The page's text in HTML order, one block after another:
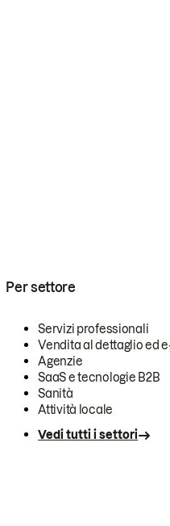
Per settore
Servizi professionali
Vendita al dettaglio ed
Agenzie
SaaS e tecnologie B2B
Sanità
Attività locale
Vedi tutti i settori